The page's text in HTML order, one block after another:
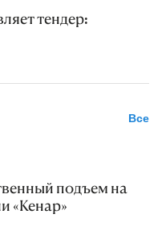
тендер:
Все
подъем на
«Кенар»